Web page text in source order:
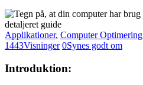
Applikationer, Computer Optimering
1443Visninger 0Synes godt om
Introduktion: